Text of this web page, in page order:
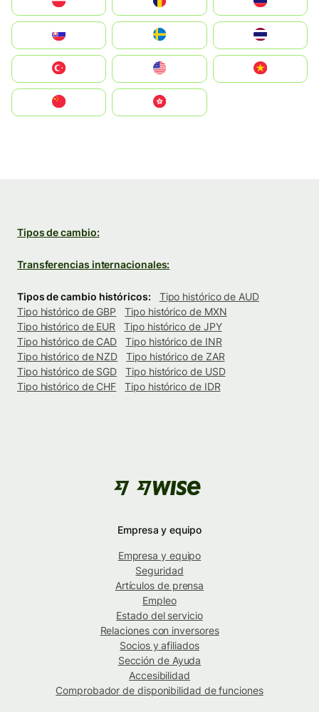
United States
中國香港特別行政區
Tipos de cambio:
Transferencias internacionales:
Tipos de cambio históricos:
Tipo histórico de AUD
Tipo histórico de GBP
Tipo histórico de MXN
Tipo histórico de EUR
Tipo histórico de JPY
Tipo histórico de CAD
Tipo histórico de INR
Tipo histórico de NZD
Tipo histórico de ZAR
Tipo histórico de SGD
Tipo histórico de USD
Tipo histórico de CHF
Tipo histórico de IDR
Empresa y equipo
Empresa y equipo
Seguridad
Artículos de prensa
Empleo
Estado del servicio
Relaciones con inversores
Socios y afiliados
Sección de Ayuda
Accesibilidad
Comprobador de disponibilidad de funciones